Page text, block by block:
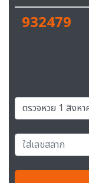
932479